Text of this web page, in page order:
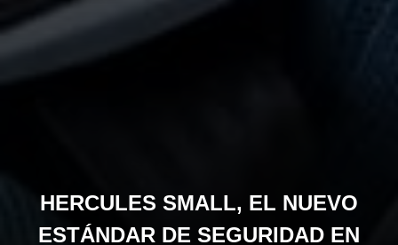
HERCULES SMALL, EL NUEVO
ESTÁNDAR DE SEGURIDAD EN